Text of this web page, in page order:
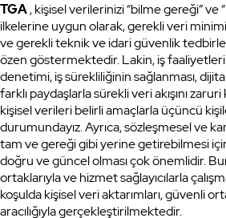
TGA, kişisel verilerinizi “bilme gereği” ve
ilkelerine uygun olarak, gerekli veri
ve gerekli teknik ve idari güvenlik
özen göstermektedir. Lakin, iş
denetimi, iş sürekliliğinin sağlanması,
farklı paydaşlarla sürekli veri akışını zaruri
kişisel verileri belirli amaçlarla üçüncü
durumundayız. Ayrıca, sözleşmesel ve
tam ve gereği gibi yerine getirebilmesi
doğru ve güncel olması çok önemlidir.
ortaklarıyla ve hizmet sağlayıcılarla
koşulda kişisel veri aktarımları, güvenli
aracılığıyla gerçekleştirilmektedir.